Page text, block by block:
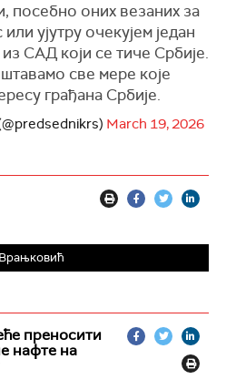
посебно оних везаних за
ујутру очекујем један
САД који се тиче Србије.
све мере које
грађана Србије.
March 19, 2026
преносити
нафте на